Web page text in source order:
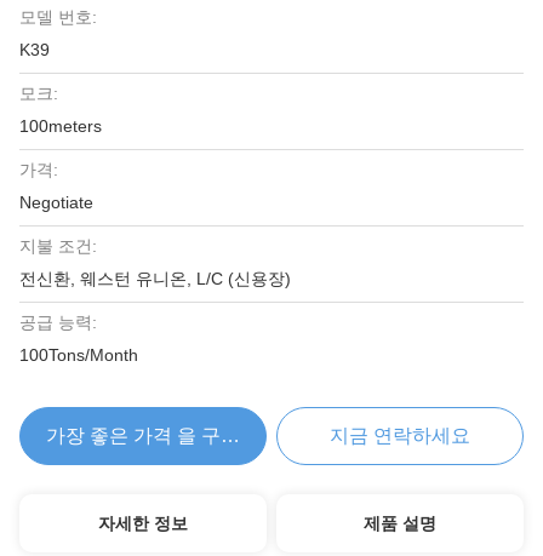
모델 번호:
K39
모크:
100meters
가격:
Negotiate
지불 조건:
전신환, 웨스턴 유니온, L/C (신용장)
공급 능력:
100Tons/Month
가장 좋은 가격 을 구하라 지금 연락하세요
자세한 정보 제품 설명